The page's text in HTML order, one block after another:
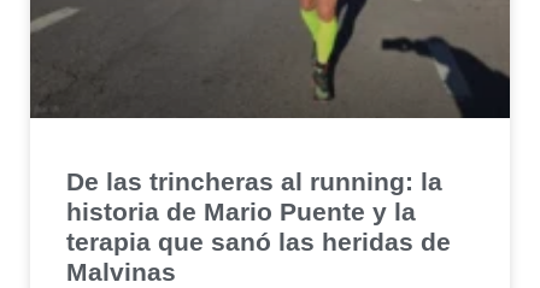
De las trincheras al running: la
historia de Mario Puente y la
terapia que sanó las heridas de
Malvinas